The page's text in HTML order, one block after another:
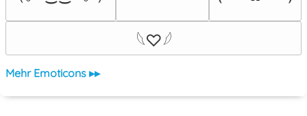
𓆩♡𓆪
Mehr Emoticons ▸▸